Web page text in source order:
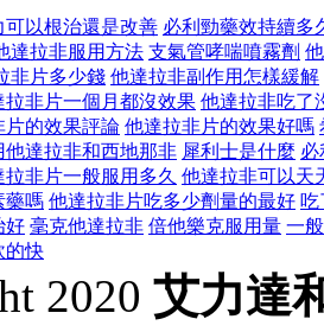
可以根治還是改善 必利勁藥效持續多
達拉非服用方法 支氣管哮喘噴霧劑
非片多少錢 他達拉非副作用怎樣緩解
拉非片一個月都沒效果 他達拉非吃了
片的效果評論 他達拉非片的效果好嗎
他達拉非和西地那非 犀利士是什麼 必
拉非片一般服用多久 他達拉非可以天
藥嗎 他達拉非片吃多少劑量的最好 吃
好 毫克他達拉非 倍他樂克服用量 一
的快
2020 艾力達